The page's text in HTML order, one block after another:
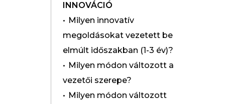
INNOVÁCIÓ
• Milyen innovatív
megoldásokat vezetett be az
elmúlt időszakban (1-3 év)?
• Milyen módon változott a
vezetői szerepe?
• Milyen módon változott